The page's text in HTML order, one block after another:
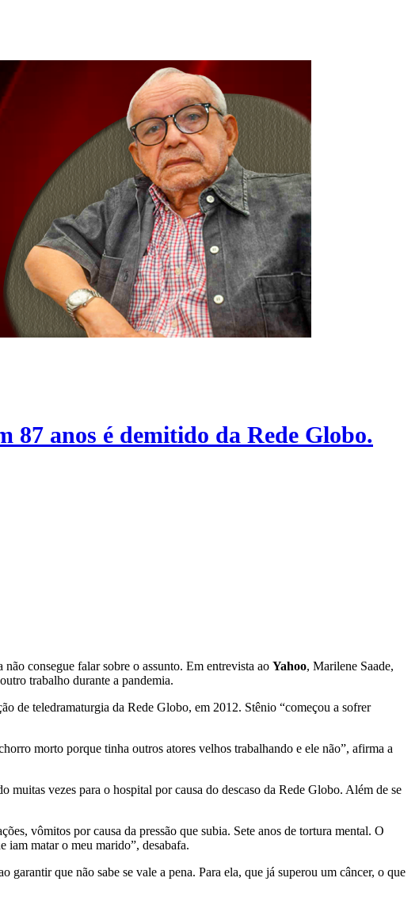
87 anos é demitido da Rede Globo.
consegue falar sobre o assunto. Em entrevista ao Yahoo, Marilene Saade,
trabalho durante a pandemia.
de teledramaturgia da Rede Globo, em 2012. Stênio “começou a sofrer
morto porque tinha outros atores velhos trabalhando e ele não”, afirma a
vezes para o hospital por causa do descaso da Rede Globo. Além de se
vômitos por causa da pressão que subia. Sete anos de tortura mental. O
iam matar o meu marido”, desabafa.
garantir que não sabe se vale a pena. Para ela, que já superou um câncer, o que